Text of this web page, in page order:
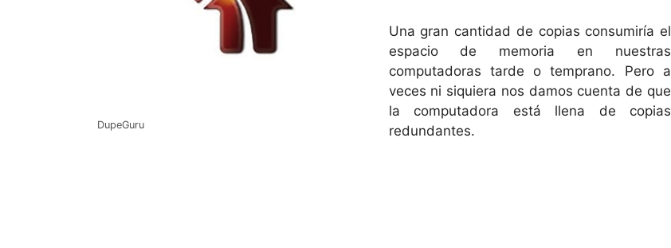
DupeGuru
Una gran cantidad de copias consumiría el
espacio de memoria en nuestras
computadoras tarde o temprano. Pero a
veces ni siquiera nos damos cuenta de que
la computadora está llena de copias
redundantes.